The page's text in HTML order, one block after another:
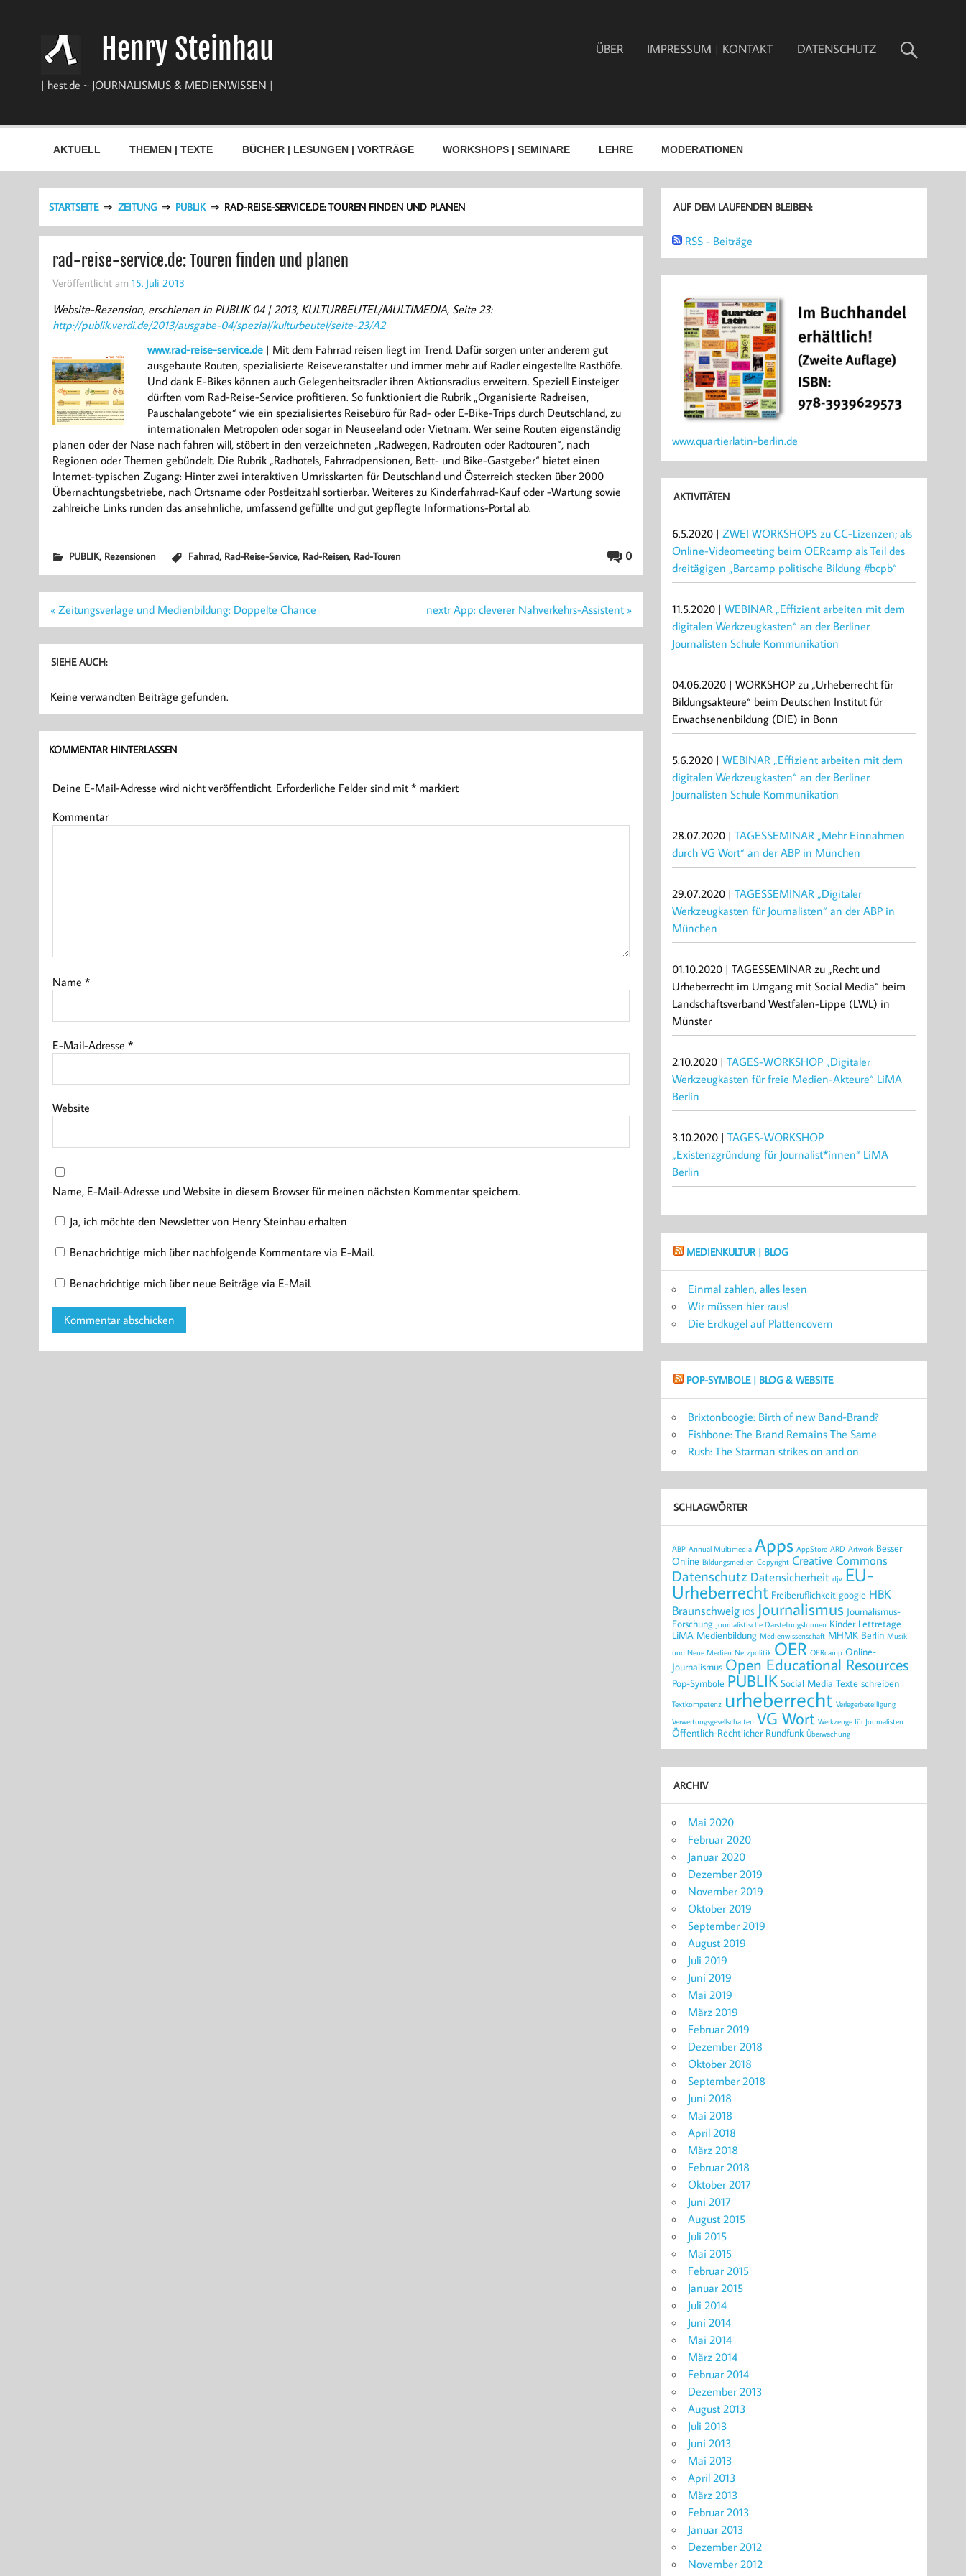
Henry Steinhau
| hest.de ~ JOURNALISMUS & MEDIENWISSEN |
ÜBER IMPRESSUM | KONTAKT DATENSCHUTZ
AKTUELL THEMEN | TEXTE BÜCHER | LESUNGEN | VORTRÄGE WORKSHOPS | SEMINARE LEHRE MODERATIONEN
STARTSEITE ZEITUNG PUBLIK RAD-REISE-SERVICE.DE: TOUREN FINDEN UND PLANEN
rad-reise-service.de: Touren finden und planen
Veröffentlicht am 15. Juli 2013
Website-Rezension, erschienen in PUBLIK 04 | 2013, KULTURBEUTEL/MULTIMEDIA, Seite 23:
http://publik.verdi.de/2013/ausgabe-04/spezial/kulturbeutel/seite-23/A2
www.rad-reise-service.de| Mit dem Fahrrad reisen liegt im Trend. Dafür sorgen unter anderem gut
ausgebaute Routen, spezialisierte Reiseveranstalter und immer mehr auf Radler eingestellte Rasthöfe.
Und dank E-Bikes können auch Gelegenheitsradler ihren Aktionsradius erweitern. Speziell Einsteiger
dürften vom Rad-Reise-Service profitieren. So funktioniert die Rubrik „Organisierte Radreisen,
Pauschalangebote“ wie ein spezialisiertes Reisebüro für Rad- oder E-Bike-Trips durch Deutschland, zu
internationalen Metropolen oder sogar in Neuseeland oder Vietnam. Wer seine Routen eigenständig
planen oder der Nase nach fahren will, stöbert in den verzeichneten „Radwegen, Radrouten oder Radtouren“, nach
Regionen oder Themen gebündelt. Die Rubrik „Radhotels, Fahrradpensionen, Bett- und Bike-Gastgeber“ bietet einen
Internet-typischen Zugang: Hinter zwei interaktiven Umrisskarten für Deutschland und Österreich stecken über 2000
Übernachtungsbetriebe, nach Ortsname oder Postleitzahl sortierbar. Weiteres zu Kinderfahrrad-Kauf oder -Wartung sowie
zahlreiche Links runden das ansehnliche, umfassend gefüllte und gut gepflegte Informations-Portal ab.
0
PUBLIK, Rezensionen Fahrrad, Rad-Reise-Service, Rad-Reisen, Rad-Touren
Beitragsnavigation
« Zeitungsverlage und Medienbildung: Doppelte Chance nextr App: cleverer Nahverkehrs-Assistent »
SIEHE AUCH:
Keine verwandten Beiträge gefunden.
KOMMENTAR HINTERLASSEN
Deine E-Mail-Adresse wird nicht veröffentlicht. Erforderliche Felder sind mit *markiert
Kommentar
Name *
E-Mail-Adresse *
Website
Name, E-Mail-Adresse und Website in diesem Browser für meinen nächsten Kommentar speichern.
Ja, ich möchte den Newsletter von Henry Steinhau erhalten
Benachrichtige mich über nachfolgende Kommentare via E-Mail.
Benachrichtige mich über neue Beiträge via E-Mail.
AUF DEM LAUFENDEN BLEIBEN:
RSS - Beiträge
www.quartierlatin-berlin.de
AKTIVITÄTEN
6.5.2020 |ZWEI WORKSHOPS zu CC-Lizenzen; als
Online-Videomeeting beim OERcamp als Teil des
dreitägigen „Barcamp politische Bildung #bcpb“
11.5.2020 |WEBINAR „Effizient arbeiten mit dem
digitalen Werkzeugkasten“ an der Berliner
Journalisten Schule Kommunikation
04.06.2020 | WORKSHOP zu „Urheberrecht für
Bildungsakteure“ beim Deutschen Institut für
Erwachsenenbildung (DIE) in Bonn
5.6.2020 |WEBINAR „Effizient arbeiten mit dem
digitalen Werkzeugkasten“ an der Berliner
Journalisten Schule Kommunikation
28.07.2020 |TAGESSEMINAR „Mehr Einnahmen
durch VG Wort“ an der ABP in München
29.07.2020 |TAGESSEMINAR „Digitaler
Werkzeugkasten für Journalisten“ an der ABP in
München
01.10.2020 | TAGESSEMINAR zu „Recht und
Urheberrecht im Umgang mit Social Media“ beim
Landschaftsverband Westfalen-Lippe (LWL) in
Münster
2.10.2020 |TAGES-WORKSHOP „Digitaler
Werkzeugkasten für freie Medien-Akteure“ LiMA
Berlin
3.10.2020 |TAGES-WORKSHOP
„Existenzgründung für Journalist*innen“ LiMA
Berlin
MEDIENKULTUR | BLOG
Einmal zahlen, alles lesen
Wir müssen hier raus!
Die Erdkugel auf Plattencovern
POP-SYMBOLE | BLOG & WEBSITE
Brixtonboogie: Birth of new Band-Brand?
Fishbone: The Brand Remains The Same
Rush: The Starman strikes on and on
SCHLAGWÖRTER
ABP Annual Multimedia Apps AppStore ARD Artwork Besser
Online Bildungsmedien Copyright Creative Commons
Datenschutz Datensicherheit djv EU-
Urheberrecht Freiberuflichkeit google HBK
Braunschweig IOS Journalismus Journalismus-
Forschung Journalistische Darstellungsformen Kinder Lettretage
LiMA Medienbildung Medienwissenschaft MHMK Berlin Musik
und Neue Medien Netzpolitik OER OERcamp Online-
Journalismus Open Educational Resources
Pop-Symbole PUBLIK Social Media Texte schreiben
Textkompetenz urheberrecht Verlegerbeteiligung
Verwertungsgesellschaften VG Wort Werkzeuge für Journalisten
Öffentlich-Rechtlicher Rundfunk Überwachung
ARCHIV
Mai 2020
Februar 2020
Januar 2020
Dezember 2019
November 2019
Oktober 2019
September 2019
August 2019
Juli 2019
Juni 2019
Mai 2019
März 2019
Februar 2019
Dezember 2018
Oktober 2018
September 2018
Juni 2018
Mai 2018
April 2018
März 2018
Februar 2018
Oktober 2017
Juni 2017
August 2015
Juli 2015
Mai 2015
Februar 2015
Januar 2015
Juli 2014
Juni 2014
Mai 2014
März 2014
Februar 2014
Dezember 2013
August 2013
Juli 2013
Juni 2013
Mai 2013
April 2013
März 2013
Februar 2013
Januar 2013
Dezember 2012
November 2012